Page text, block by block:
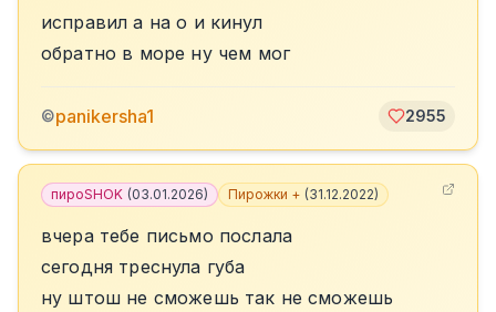
исправил а на о и кинул
обратно в море ну чем мог
©panikersha1 2955
пироSHOK (03.01.2026) Пирожки + (31.12.2022)
вчера тебе письмо послала
сегодня треснула губа
ну штош не сможешь так не сможешь